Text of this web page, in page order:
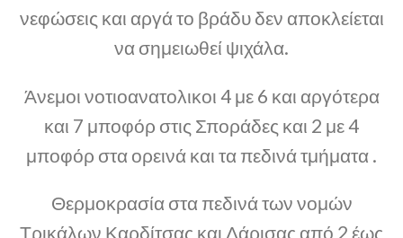
νεφώσεις και αργά το βράδυ δεν αποκλείεται
να σημειωθεί ψιχάλα.
Άνεμοι νοτιοανατολικοι 4 με 6 και αργότερα
και 7 μποφόρ στις Σποράδες και 2 με 4
μποφόρ στα ορεινά και τα πεδινά τμήματα .
Θερμοκρασία στα πεδινά των νομών
Τρικάλων Καρδίτσας και Λάρισας από 2 έως